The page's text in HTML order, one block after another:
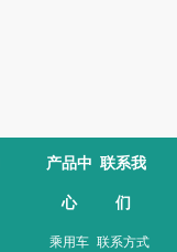
产品中
心
乘用车
联系我
们
联系方式